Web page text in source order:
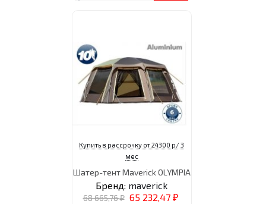
Купить в рассрочку от 24300 р/ 3
мес
Шатер-тент Maverick OLYMPIA
Бренд: maverick
68 665,76₽ 65 232,47 ₽